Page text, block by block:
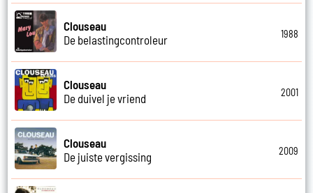
Clouseau
De belastingcontroleur
1988
Clouseau
De duivel je vriend
2001
Clouseau
De juiste vergissing
2009